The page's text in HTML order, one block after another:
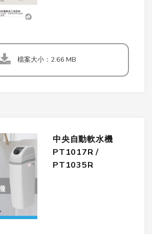
檔案大小：2.66 MB
中央自動軟水機
PT1017R /
PT1035R